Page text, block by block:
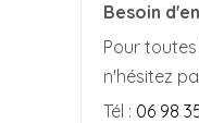
Besoin
Pour
n'hésitez
Tél : 06 98